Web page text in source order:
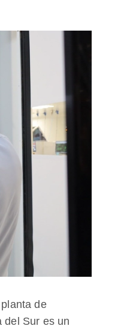
de
del Sur es un